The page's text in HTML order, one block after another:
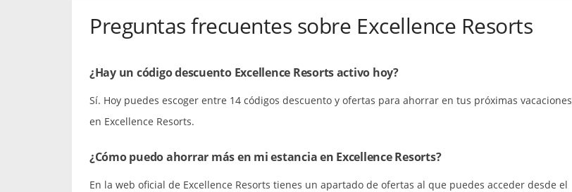
Preguntas frecuentes sobre Excellence Resorts
¿Hay un código descuento Excellence Resorts activo hoy?
Sí. Hoy puedes escoger entre 14 códigos descuento y ofertas para ahorrar en tus próximas vacaciones
en Excellence Resorts.
¿Cómo puedo ahorrar más en mi estancia en Excellence Resorts?
En la web oficial de Excellence Resorts tienes un apartado de ofertas al que puedes acceder desde el